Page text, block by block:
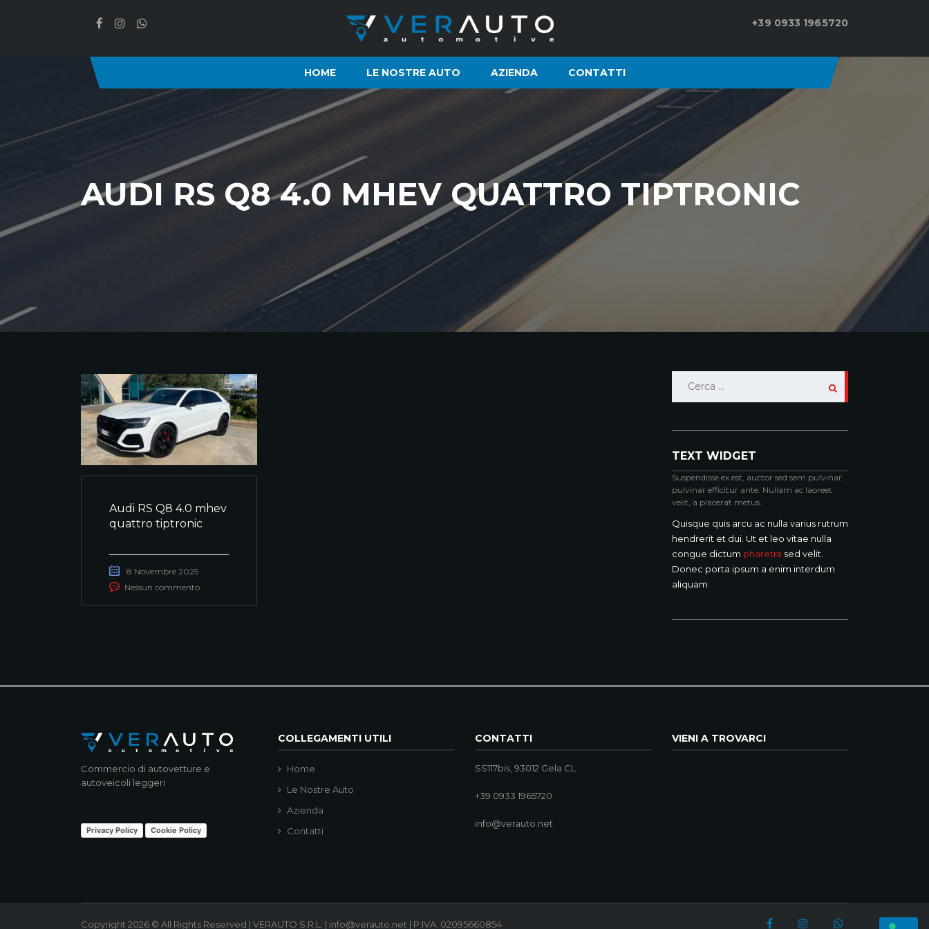
+39 0933 1965720
HOME LE NOSTRE AUTO AZIENDA CONTATTI
AUDI RS Q8 4.0 MHEV QUATTRO TIPTRONIC
Audi RS Q8 4.0 mhev
quattro tiptronic
8 Novembre 2025
Nessun commento
per:
TEXT WIDGET
Suspendisse ex est, auctor sed sem pulvinar,
pulvinar efficitur ante. Nullam ac laoreet
velit, a placerat metus.
Quisque quis arcu ac nulla varius rutrum
hendrerit et dui. Ut et leo vitae nulla
congue dictum pharetra sed velit.
Donec porta ipsum a enim interdum
aliquam
Commercio di autovetture e
autoveicoli leggeri
Privacy Policy Cookie Policy
COLLEGAMENTI UTILI
Home
Le Nostre Auto
Azienda
Contatti
CONTATTI
SS117bis, 93012 Gela CL
+39 0933 1965720
info@verauto.net
VIENI A TROVARCI
Copyright 2026 © All Rights Reserved | VERAUTO S.R.L. | info@verauto.net | P.IVA. 02095660854